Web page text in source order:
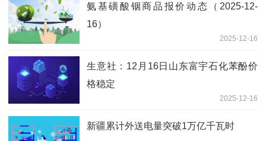
氨基磺酸铟商品报价动态（2025-12-
16）
2025-12-16
生意社：12月16日山东富宇石化苯酚价
格稳定
2025-12-16
新疆累计外送电量突破1万亿千瓦时